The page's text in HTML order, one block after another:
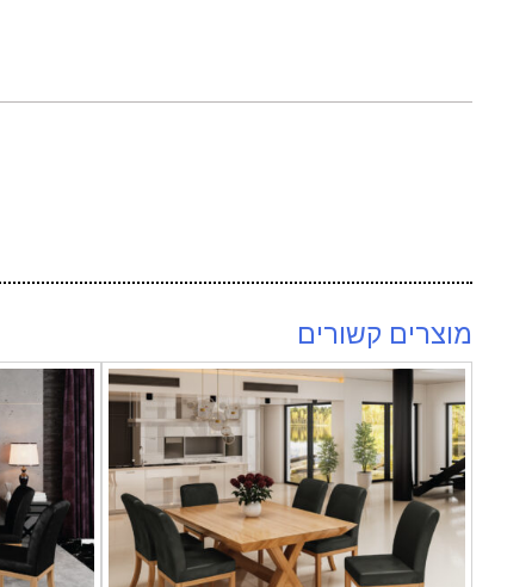
מוצרים קשורים